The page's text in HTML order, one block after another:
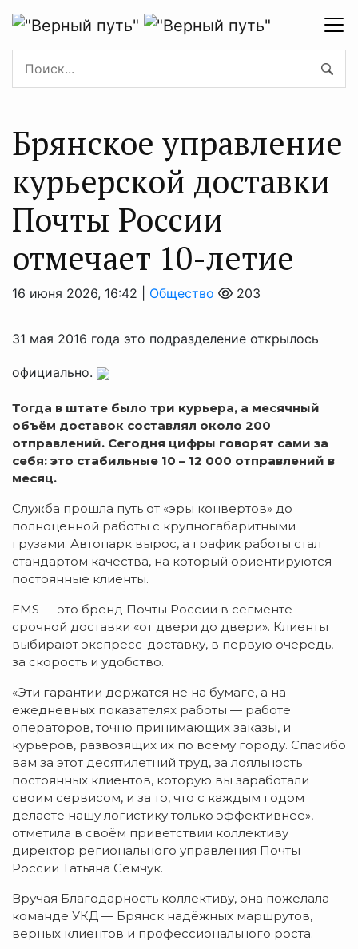
Брянское управление
курьерской доставки
Почты России
отмечает 10-летие
16 июня 2026, 16:42 | Общество 203
31 мая 2016 года это подразделение открылось
официально.
Тогда в штате было три курьера, а месячный
объём доставок составлял около 200
отправлений. Сегодня цифры говорят сами за
себя: это стабильные 10 – 12 000 отправлений в
месяц.
Служба прошла путь от «эры конвертов» до
полноценной работы с крупногабаритными
грузами. Автопарк вырос, а график работы стал
стандартом качества, на который ориентируются
постоянные клиенты.
EMS — это бренд Почты России в сегменте
срочной доставки «от двери до двери». Клиенты
выбирают экспресс-доставку, в первую очередь,
за скорость и удобство.
«Эти гарантии держатся не на бумаге, а на
ежедневных показателях работы — работе
операторов, точно принимающих заказы, и
курьеров, развозящих их по всему городу. Спасибо
вам за этот десятилетний труд, за лояльность
постоянных клиентов, которую вы заработали
своим сервисом, и за то, что с каждым годом
делаете нашу логистику только эффективнее», —
отметила в своём приветствии коллективу
директор регионального управления Почты
России Татьяна Семчук.
Вручая Благодарность коллективу, она пожелала
команде УКД — Брянск надёжных маршрутов,
верных клиентов и профессионального роста.